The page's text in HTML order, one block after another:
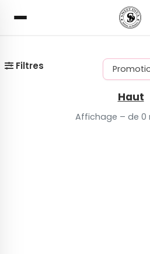
Filtres
Haut
Affichage – de 0